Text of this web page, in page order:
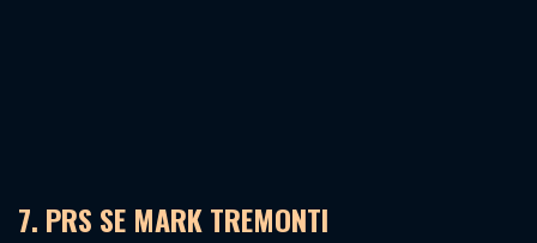
7. PRS SE MARK TREMONTI